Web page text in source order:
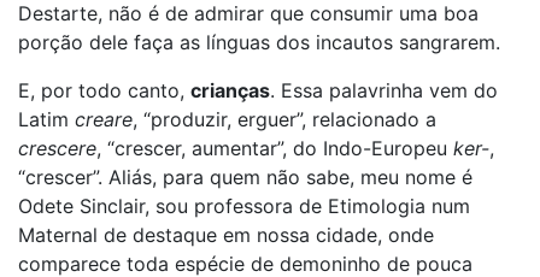
Destarte, não é de admirar que consumir uma boa
porção dele faça as línguas dos incautos sangrarem.
E, por todo canto, crianças. Essa palavrinha vem do
Latim creare, “produzir, erguer”, relacionado a
crescere, “crescer, aumentar”, do Indo-Europeu ker-,
“crescer”. Aliás, para quem não sabe, meu nome é
Odete Sinclair, sou professora de Etimologia num
Maternal de destaque em nossa cidade, onde
comparece toda espécie de demoninho de pouca